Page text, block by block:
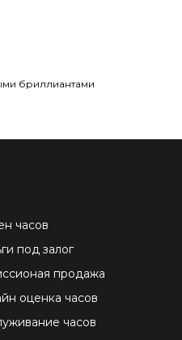
бриллиантами
часов
под залог
продажа
оценка часов
часов